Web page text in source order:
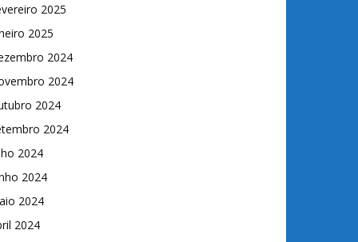
2025
2025
2024
2024
2024
2024
2024
2024
2024
2024